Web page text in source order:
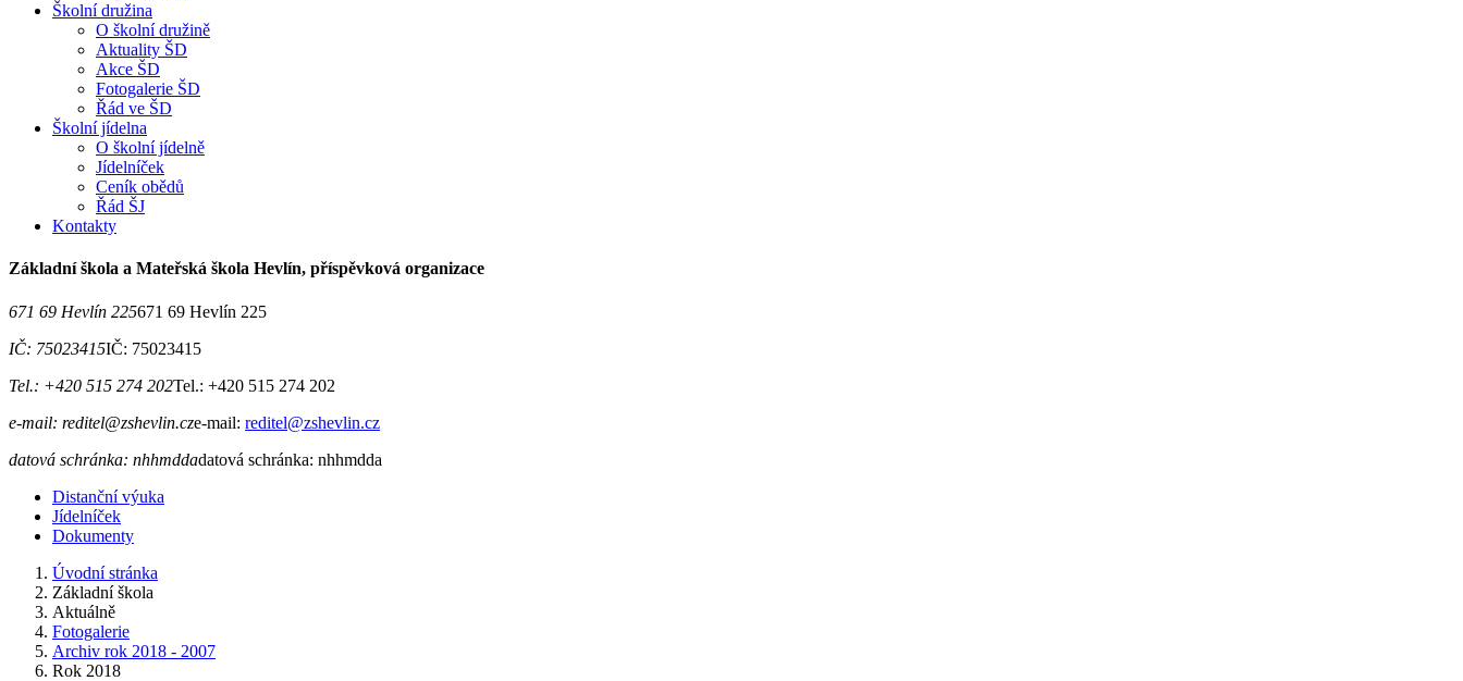
Školní družina
O školní družině
Aktuality ŠD
Akce ŠD
Fotogalerie ŠD
Řád ve ŠD
Školní jídelna
O školní jídelně
Jídelníček
Ceník obědů
Řád ŠJ
Kontakty
Základní škola a Mateřská škola Hevlín, příspěvková organizace
671 69 Hevlín 225671 69 Hevlín 225
IČ: 75023415IČ: 75023415
Tel.: +420 515 274 202Tel.: +420 515 274 202
e-mail: reditel@zshevlin.cze-mail: reditel@zshevlin.cz
datová schránka: nhhmddadatová schránka: nhhmdda
Distanční výuka
Jídelníček
Dokumenty
Úvodní stránka
Základní škola
Aktuálně
Fotogalerie
Archiv rok 2018 - 2007
Rok 2018